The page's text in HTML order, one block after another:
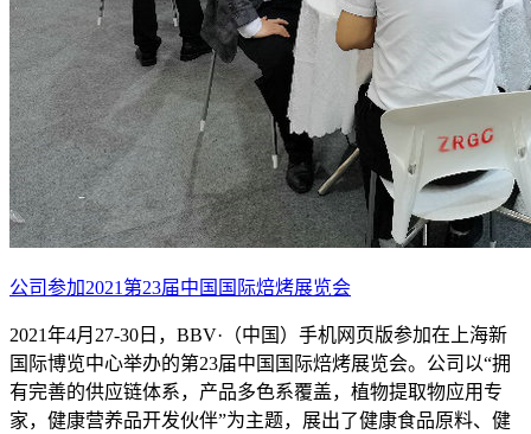
公司参加2021第23届中国国际焙烤展览会
2021年4月27-30日，BBV·（中国）手机网页版参加在上海新
国际博览中心举办的第23届中国国际焙烤展览会。公司以“拥
有完善的供应链体系，产品多色系覆盖，植物提取物应用专
家，健康营养品开发伙伴”为主题，展出了健康食品原料、健